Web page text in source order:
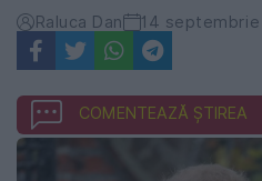
Raluca Dan 14 septembrie
COMENTEAZĂ ȘTIREA